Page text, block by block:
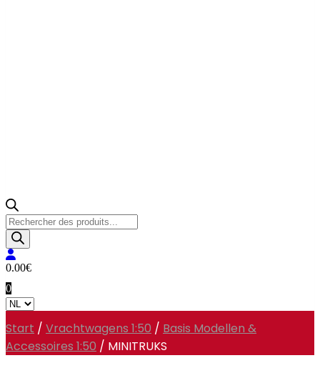
Producten
zoeken
0.00€
0
Start / Vrachtwagens 1:50 / Basis Modellen &
Accessoires 1:50 / MINITRUKS